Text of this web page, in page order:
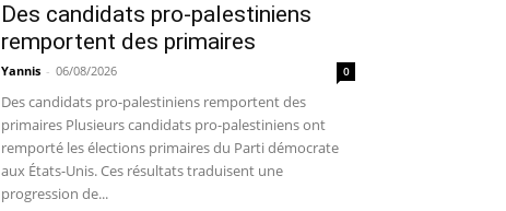
Des candidats pro-palestiniens
remportent des primaires
Yannis - 06/08/2026 0
Des candidats pro-palestiniens remportent des
primaires Plusieurs candidats pro-palestiniens ont
remporté les élections primaires du Parti démocrate
aux États-Unis. Ces résultats traduisent une
progression de...